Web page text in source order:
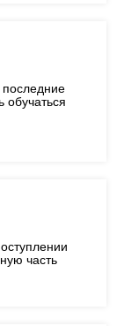
обучаться
часть